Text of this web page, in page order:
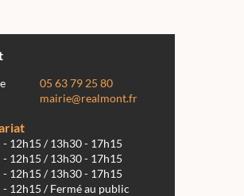
05 63 79 25 80
mairie@realmont.fr
- 12h15 / 13h30 - 17h15
- 12h15 / 13h30 - 17h15
- 12h15 / 13h30 - 17h15
- 12h15 / Fermé au public